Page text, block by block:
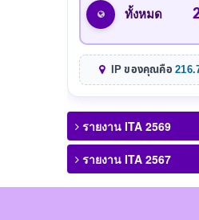
ทั้งหมด
IP ของคุณคือ
รายงาน ITA 2569
รายงาน ITA 2567